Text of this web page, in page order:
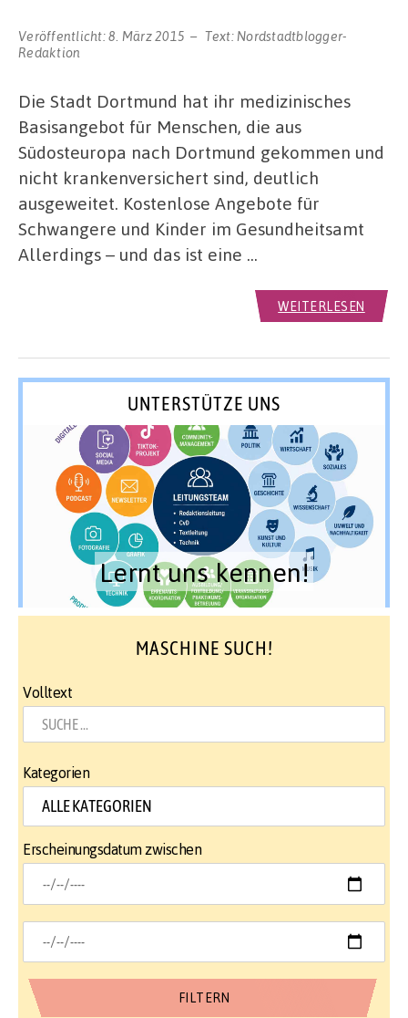
Veröffentlicht:8. März 2015 Text: Nordstadtblogger-
Redaktion
Die Stadt Dortmund hat ihr medizinisches
Basisangebot für Menschen, die aus
Südosteuropa nach Dortmund gekommen und
nicht krankenversichert sind, deutlich
ausgeweitet. Kostenlose Angebote für
Schwangere und Kinder im Gesundheitsamt
Allerdings – und das ist eine …
WEITERLESEN
UNTERSTÜTZE UNS
Lernt uns kennen!
MASCHINE SUCH!
Volltext
Kategorien
Erscheinungsdatum zwischen